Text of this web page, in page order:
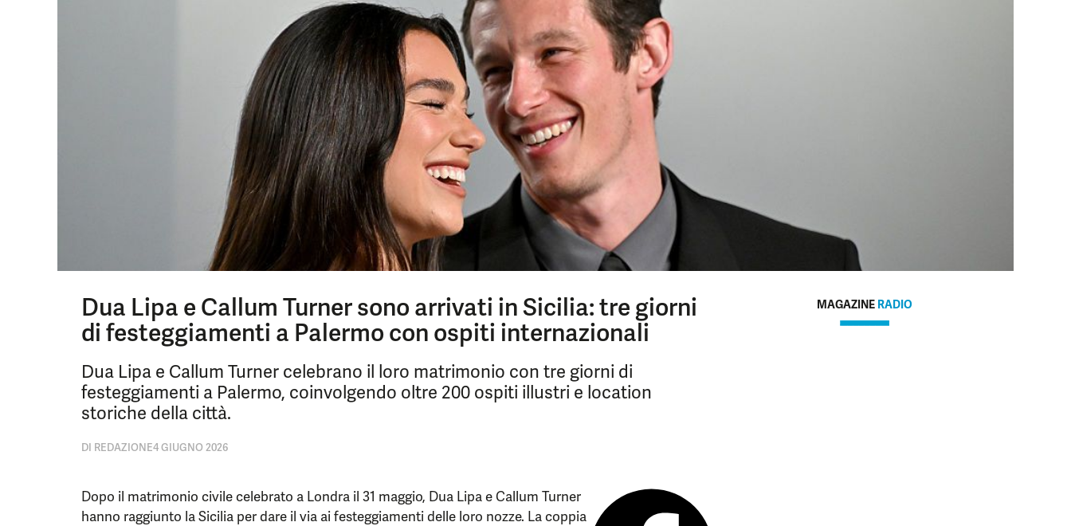
Dua Lipa e Callum Turner sono arrivati in Sicilia: tre giorni
di festeggiamenti a Palermo con ospiti internazionali
Dua Lipa e Callum Turner celebrano il loro matrimonio con tre giorni di
festeggiamenti a Palermo, coinvolgendo oltre 200 ospiti illustri e location
storiche della città.
DI REDAZIONE4 GIUGNO 2026
Dopo il matrimonio civile celebrato a Londra il 31 maggio, Dua Lipa e Callum Turner
hanno raggiunto la Sicilia per dare il via ai festeggiamenti delle loro nozze. La coppia
MAGAZINE RADIO